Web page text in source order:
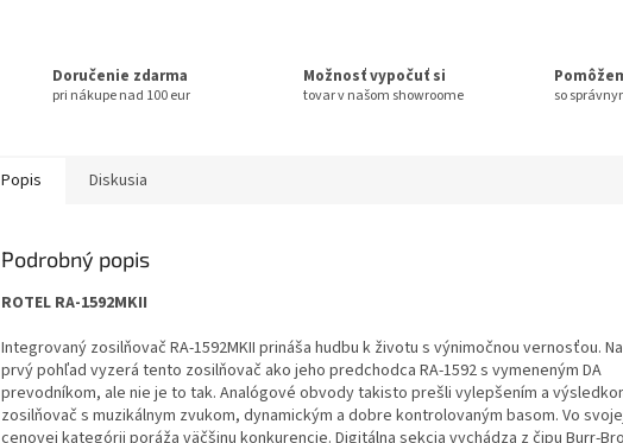
Doručenie zdarma
pri nákupe nad 100 eur
Možnosť vypočuť si
tovar v našom showroome so
Popis Diskusia
Podrobný popis
ROTEL RA-1592MKII
Integrovaný zosilňovač RA-1592MKII prináša hudbu k životu s výnimočnou vernosťou. Na
prvý pohľad vyzerá tento zosilňovač ako jeho predchodca RA-1592 s vymeneným DA
prevodníkom, ale nie je to tak. Analógové obvody takisto prešli vylepšením a
zosilňovač s muzikálnym zvukom, dynamickým a dobre kontrolovaným basom. Vo
cenovej kategórii poráža väčšinu konkurencie. Digitálna sekcia vychádza z čipu Burr-